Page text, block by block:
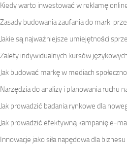
Kiedy warto inwestować w reklamę
Zasady budowania zaufania do marki
Jakie są najważniejsze umiejętności
Zalety indywidualnych kursów językowych
Jak budować markę w mediach
Narzędzia do analizy i planowania ruchu
Jak prowadzić badania rynkowe dla
Jak prowadzić efektywną kampanię e-
Innowacje jako siła napędowa dla biznesu